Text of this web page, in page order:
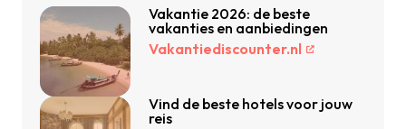
Vakantie 2026: de beste
vakanties en aanbiedingen
Vakantiediscounter.nl
Vind de beste hotels voor jouw
reis